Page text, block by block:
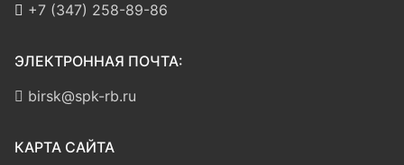
+7 (347) 258-89-86
ЭЛЕКТРОННАЯ ПОЧТА:
birsk@spk-rb.ru
КАРТА САЙТА